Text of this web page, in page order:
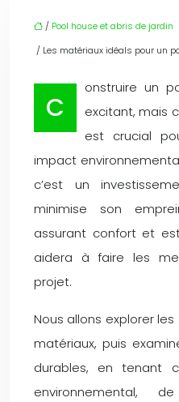
/ Pool house et abris de jardin
/ Les matériaux idéals pour un
C
onstruire un
excitant, mais
est crucial
impact
c’est un
minimise son
assurant confort et
aidera à faire les
projet.
Nous allons explorer
matériaux, puis
durables, en tenant
environnemental,